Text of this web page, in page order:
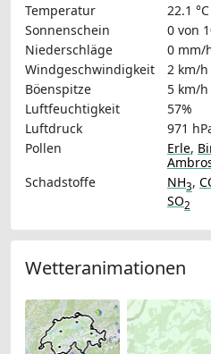
Temperatur
22.1 °C
Sonnenschein
0 von
Niederschläge
0 mm/
Windgeschwindigkeit
2 km/h
Böenspitze
5 km/h
Luftfeuchtigkeit
57%
Luftdruck
971
Pollen
Erle,
Schadstoffe
NH3,
SO2
Wetteranimationen